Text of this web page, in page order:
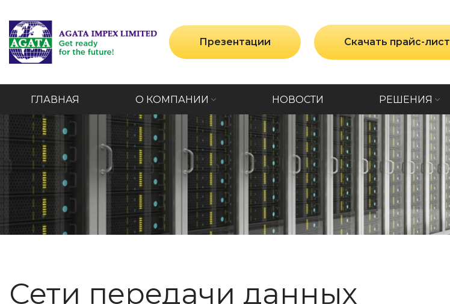
Презентации Скачать прайс-лист
ГЛАВНАЯ О КОМПАНИИ НОВОСТИ РЕШЕНИЯ
Сети передачи данных